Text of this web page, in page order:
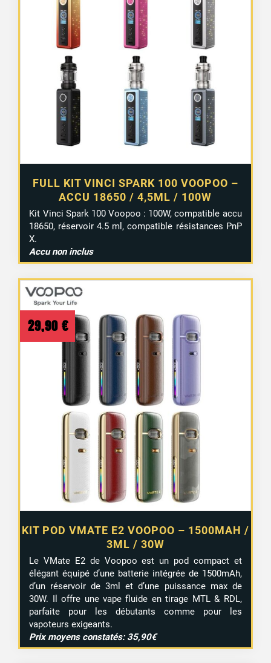
FULL KIT VINCI SPARK 100 VOOPOO –
ACCU 18650 / 4,5ML / 100W
Kit Vinci Spark 100 Voopoo : 100W, compatible accu
18650, réservoir 4.5 ml, compatible résistances PnP
X.
Accu non inclus
KIT POD VMATE E2 VOOPOO – 1500MAH /
3ML / 30W
29,90 €
Le VMate E2 de Voopoo est un pod compact et
élégant équipé d’une batterie intégrée de 1500mAh,
d’un réservoir de 3ml et d’une puissance max de
30W. Il offre une vape fluide en tirage MTL & RDL,
parfaite pour les débutants comme pour les
vapoteurs exigeants.
Prix moyens constatés: 35,90€